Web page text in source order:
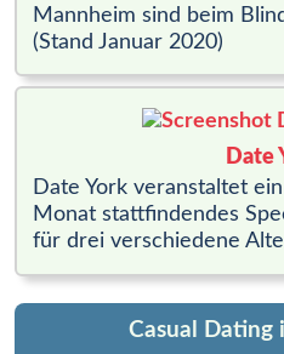
Mannheim sind beim
(Stand Januar 2020)
Date
Date York veranstaltet
Monat stattfindendes
für drei verschiedene
Casual Dating